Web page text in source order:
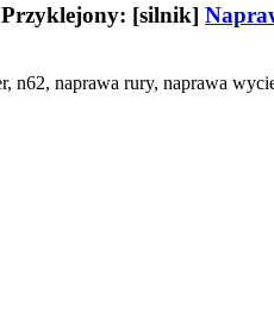
Przyklejony: [silnik]